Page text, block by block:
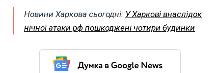
Новини Харкова сьогодні: У Харкові внаслідок
нічної атаки рф пошкоджені чотири будинки